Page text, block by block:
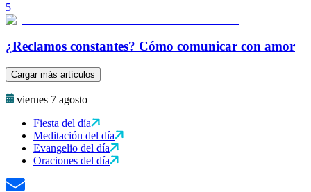
5
¿Reclamos constantes? Cómo comunicar con amor
Cargar más artículos
viernes 7 agosto
Fiesta del día
Meditación del día
Evangelio del día
Oraciones del día